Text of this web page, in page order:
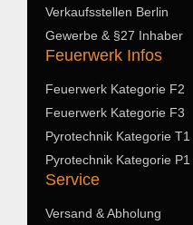
Verkaufsstellen Berlin
Gewerbe & §27 Inhaber
Feuerwerk Infos
Feuerwerk Kategorie F2
Feuerwerk Kategorie F3
Pyrotechnik Kategorie T1
Pyrotechnik Kategorie P1
Service
Versand & Abholung